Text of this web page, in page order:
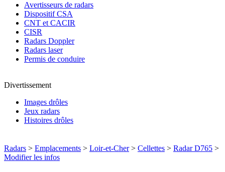
Avertisseurs de radars
Dispositif CSA
CNT et CACIR
CISR
Radars Doppler
Radars laser
Permis de conduire
Divertissement
Images drôles
Jeux radars
Histoires drôles
Radars > Emplacements > Loir-et-Cher> Cellettes > Radar D765 >
Modifier les infos